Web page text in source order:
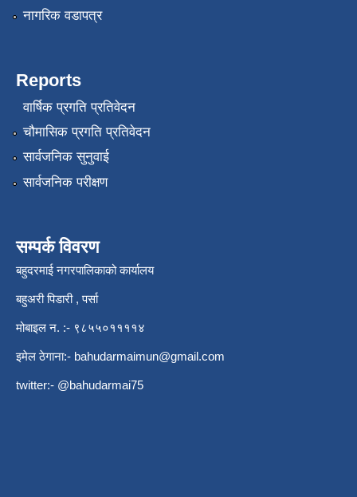
नागरिक वडापत्र
Reports
वार्षिक प्रगति प्रतिवेदन
चौमासिक प्रगति प्रतिवेदन
सार्वजनिक सुनुवाई
सार्वजनिक परीक्षण
सम्पर्क विवरण
बहुदरमाई नगरपालिकाको कार्यालय
बहुअरी पिडारी , पर्सा
मोबाइल न. :- ९८५५०११११४
इमेल ठेगाना:- bahudarmaimun@gmail.com
twitter:- @bahudarmai75